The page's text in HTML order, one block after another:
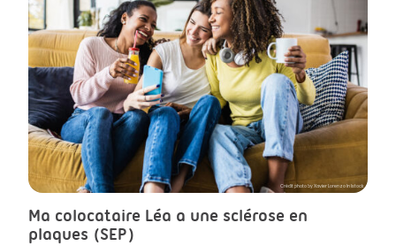
Crédit photo by Xavier Lorenzo In Istock
Ma colocataire Léa a une sclérose en
plaques (SEP)